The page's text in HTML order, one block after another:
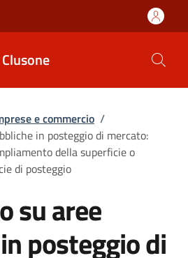
e commercio /
in posteggio di mercato:
della superficie o
di posteggio
su aree
posteggio di